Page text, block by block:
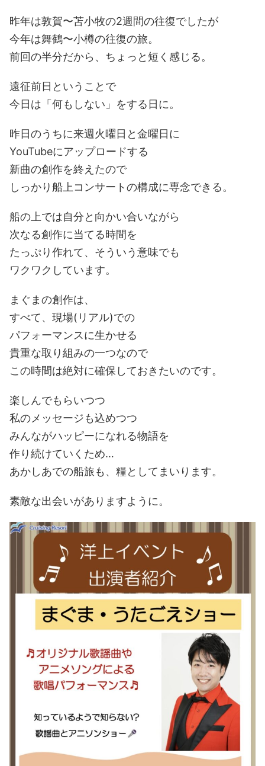
昨年は敦賀〜苫小牧の2週間の往復でしたが
今年は舞鶴〜小樽の往復の旅。
前回の半分だから、ちょっと短く感じる。
遠征前日ということで
今日は「何もしない」をする日に。
昨日のうちに来週火曜日と金曜日に
YouTubeにアップロードする
新曲の創作を終えたので
しっかり船上コンサートの構成に専念できる。
船の上では自分と向かい合いながら
次なる創作に当てる時間を
たっぷり作れて、そういう意味でも
ワクワクしています。
まぐまの創作は、
すべて、現場(リアル)での
パフォーマンスに生かせる
貴重な取り組みの一つなので
この時間は絶対に確保しておきたいのです。
楽しんでもらいつつ
私のメッセージも込めつつ
みんながハッピーになれる物語を
作り続けていくため…
あかしあでの船旅も、糧としてまいります。
素敵な出会いがありますように。